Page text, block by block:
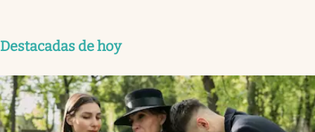
Destacadas de hoy